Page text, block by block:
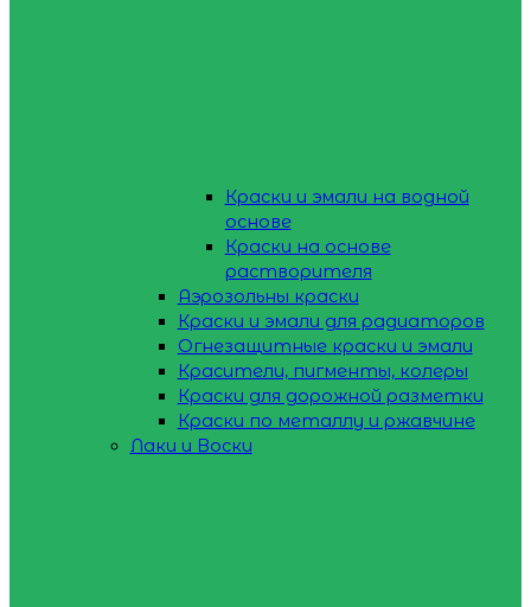
Краски и эмали на водной
основе
Краски на основе
растворителя
Аэрозольны краски
Краски и эмали для радиаторов
Огнезащитные краски и эмали
Красители, пигменты, колеры
Краски для дорожной разметки
Краски по металлу и ржавчине
Лаки и Воски